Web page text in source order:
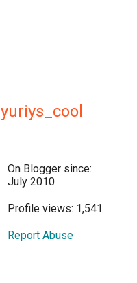
yuriys_cool
On Blogger since:
July 2010
Profile views: 1,541
Report Abuse